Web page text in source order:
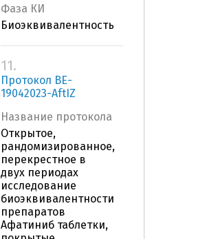
Фаза КИ
Биоэквивалентность
11.
Протокол BE-
19042023-AftIZ
Название протокола
Открытое,
рандомизированное,
перекрестное в
двух периодах
исследование
биоэквивалентности
препаратов
Афатиниб таблетки,